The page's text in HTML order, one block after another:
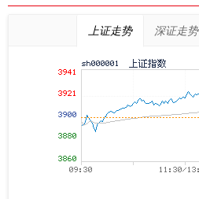
上证走势 深证走势